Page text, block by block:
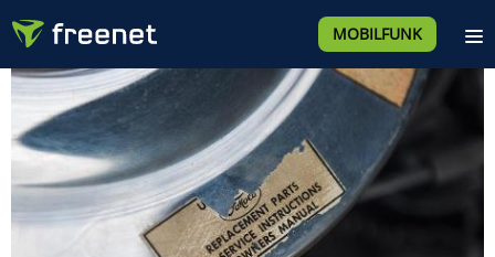
MOBILFUNK